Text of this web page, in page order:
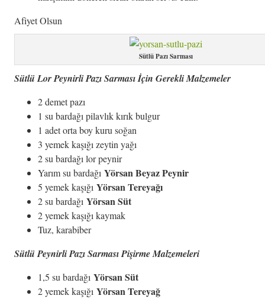
Afiyet Olsun
Sütlü Pazı Sarması
Sütlü Lor Peynirli Pazı Sarması İçin Gerekli Malzemeler
2 demet pazı
1 su bardağı pilavlık kırık bulgur
1 adet orta boy kuru soğan
3 yemek kaşığı zeytin yağı
2 su bardağı lor peynir
Yarım su bardağı Yörsan Beyaz Peynir
5 yemek kaşığı Yörsan Tereyağı
2 su bardağı Yörsan Süt
2 yemek kaşığı kaymak
Tuz, karabiber
Sütlü Peynirli Pazı Sarması Pişirme Malzemeleri
1,5 su bardağı Yörsan Süt
2 yemek kaşığı Yörsan Tereyağ